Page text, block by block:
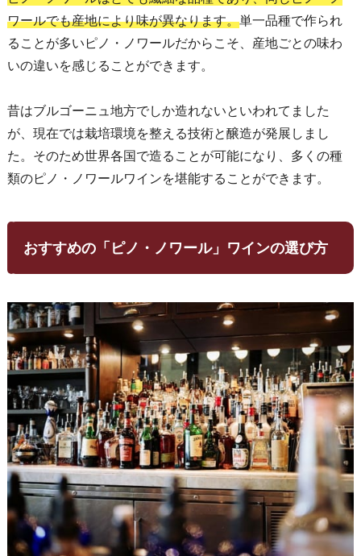
ワールでも産地により味が異なります。単一品種で作られ
ることが多いピノ・ノワールだからこそ、産地ごとの味わ
いの違いを感じることができます。
昔はブルゴーニュ地方でしか造れないといわれてました
が、現在では栽培環境を整える技術と醸造が発展しまし
た。そのため世界各国で造ることが可能になり、多くの種
類のピノ・ノワールワインを堪能することができます。
おすすめの「ピノ・ノワール」ワインの選び方